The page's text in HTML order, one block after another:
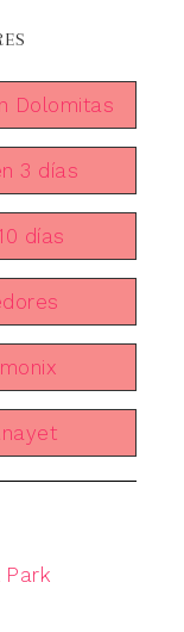
Dolomitas
3 días
días
Park